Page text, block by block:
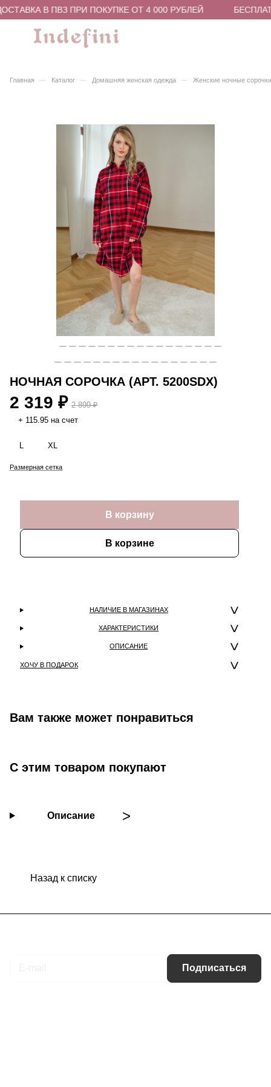
В ПВЗ ПРИ ПОКУПКЕ ОТ 4 000 РУБЛЕЙ
Главная – Каталог – Домашняя женская одежда – Женские ночные
НОЧНАЯ СОРОЧКА (АРТ. 5200SDX)
2 319 ₽ 2 899 ₽
+ 115.95 на счет
L XL
Размерная сетка
В корзину
В корзине
НАЛИЧИЕ В МАГАЗИНАХ
ХАРАКТЕРИСТИКИ
ОПИСАНИЕ
ХОЧУ В ПОДАРОК
Вам также может понравиться
С этим товаром покупают
Описание
Назад к списку
Подписаться